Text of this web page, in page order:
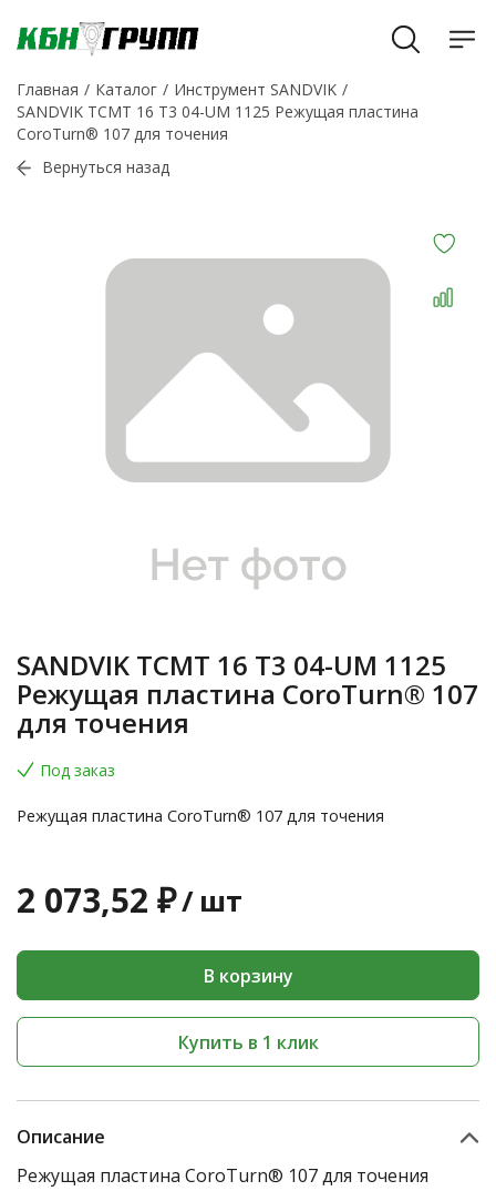
Главная Каталог
Инструмент SANDVIK
SANDVIK TCMT 16 T3 04-UM 1125 Режущая пластина
CoroTurn® 107 для точения
Вернуться назад
SANDVIK TCMT 16 T3 04-UM 1125
Режущая пластина CoroTurn® 107
для точения
Под заказ
Режущая пластина CoroTurn® 107 для точения
2 073,52 ₽/ шт
В корзину
Купить в 1 клик
Описание
Режущая пластина CoroTurn® 107 для точения